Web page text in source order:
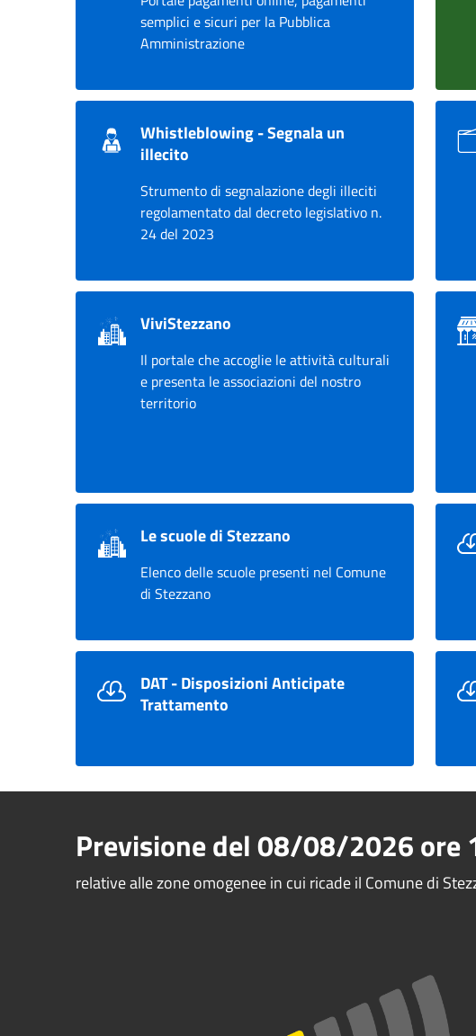
semplici e sicuri per la Pubblica
Amministrazione
Whistleblowing - Segnala un
illecito
Strumento di segnalazione degli illeciti
regolamentato dal decreto legislativo n.
24 del 2023
ViviStezzano
Il portale che accoglie le attività culturali
e presenta le associazioni del nostro
territorio
Le scuole di Stezzano
Elenco delle scuole presenti nel Comune
di Stezzano
DAT - Disposizioni Anticipate
Trattamento
Previsione del08/08/2026ore
relative alle zone omogenee in cui ricade il Comune di